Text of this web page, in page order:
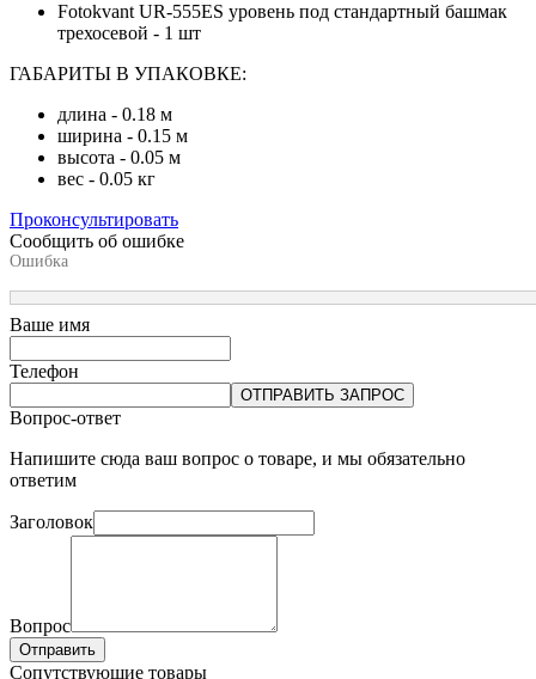
Fotokvant UR-555ES уровень под стандартный башмак
трехосевой - 1 шт
ГАБАРИТЫ В УПАКОВКЕ:
длина - 0.18 м
ширина - 0.15 м
высота - 0.05 м
вес - 0.05 кг
Проконсультировать
Сообщить об ошибке
Ошибка
Ваше имя
Телефон
ОТПРАВИТЬ ЗАПРОС
Вопрос-ответ
Напишите сюда ваш вопрос о товаре, и мы обязательно
ответим
Заголовок
Вопрос
Отправить
Сопутствующие товары